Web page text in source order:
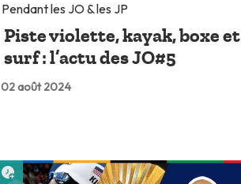
Pendant les JO & les JP
Piste violette, kayak, boxe et
surf : l’actu des JO#5
02 août 2024
Lire plus tard